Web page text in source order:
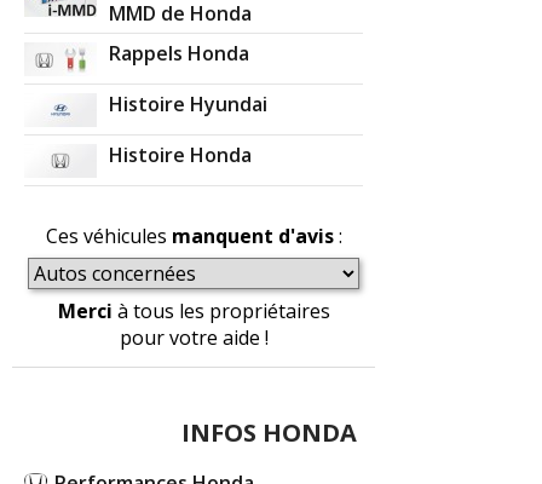
MMD de Honda
Rappels Honda
Histoire Hyundai
Histoire Honda
Ces véhicules manquent d'avis:
Merci à tous les propriétaires
pour votre aide !
INFOS HONDA